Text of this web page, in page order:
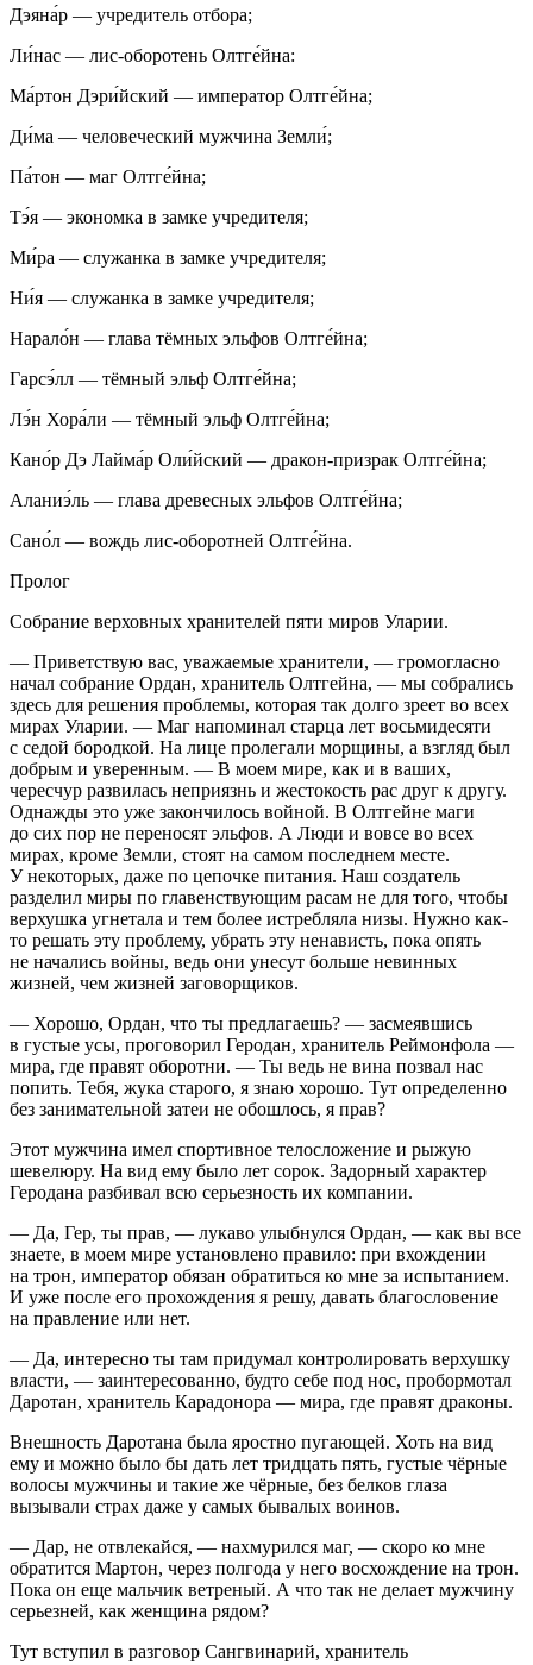
Дэяна́р — учредитель отбора;
Ли́нас — лис-оборотень Олтге́йна:
Ма́ртон Дэри́йский — император Олтге́йна;
Ди́ма — человеческий мужчина Земли́;
Па́тон — маг Олтге́йна;
Тэ́я — экономка в замке учредителя;
Ми́ра — служанка в замке учредителя;
Ни́я — служанка в замке учредителя;
Нарало́н — глава тёмных эльфов Олтге́йна;
Гарсэ́лл — тёмный эльф Олтге́йна;
Лэ́н Хора́ли — тёмный эльф Олтге́йна;
Кано́р Дэ Лайма́р Оли́йский — дракон-призрак Олтге́йна;
Аланиэ́ль — глава древесных эльфов Олтге́йна;
Сано́л — вождь лис-оборотней Олтге́йна.
Пролог
Собрание верховных хранителей пяти миров Уларии.
— Приветствую вас, уважаемые хранители, — громогласно
начал собрание Ордан, хранитель Олтгейна, — мы собрались
здесь для решения проблемы, которая так долго зреет во всех
мирах Уларии. — Маг напоминал старца лет восьмидесяти
с седой бородкой. На лице пролегали морщины, а взгляд был
добрым и уверенным. — В моем мире, как и в ваших,
чересчур развилась неприязнь и жестокость рас друг к другу.
Однажды это уже закончилось войной. В Олтгейне маги
до сих пор не переносят эльфов. А Люди и вовсе во всех
мирах, кроме Земли, стоят на самом последнем месте.
У некоторых, даже по цепочке питания. Наш создатель
разделил миры по главенствующим расам не для того, чтобы
верхушка угнетала и тем более истребляла низы. Нужно как-
то решать эту проблему, убрать эту ненависть, пока опять
не начались войны, ведь они унесут больше невинных
жизней, чем жизней заговорщиков.
— Хорошо, Ордан, что ты предлагаешь? — засмеявшись
в густые усы, проговорил Геродан, хранитель Реймонфола —
мира, где правят оборотни. — Ты ведь не вина позвал нас
попить. Тебя, жука старого, я знаю хорошо. Тут определенно
без занимательной затеи не обошлось, я прав?
Этот мужчина имел спортивное телосложение и рыжую
шевелюру. На вид ему было лет сорок. Задорный характер
Геродана разбивал всю серьезность их компании.
— Да, Гер, ты прав, — лукаво улыбнулся Ордан, — как вы все
знаете, в моем мире установлено правило: при вхождении
на трон, император обязан обратиться ко мне за испытанием.
И уже после его прохождения я решу, давать благословение
на правление или нет.
— Да, интересно ты там придумал контролировать верхушку
власти, — заинтересованно, будто себе под нос, пробормотал
Даротан, хранитель Карадонора — мира, где правят драконы.
Внешность Даротана была яростно пугающей. Хоть на вид
ему и можно было бы дать лет тридцать пять, густые чёрные
волосы мужчины и такие же чёрные, без белков глаза
вызывали страх даже у самых бывалых воинов.
— Дар, не отвлекайся, — нахмурился маг, — скоро ко мне
обратится Мартон, через полгода у него восхождение на трон.
Пока он еще мальчик ветреный. А что так не делает мужчину
серьезней, как женщина рядом?
Тут вступил в разговор Сангвинарий, хранитель